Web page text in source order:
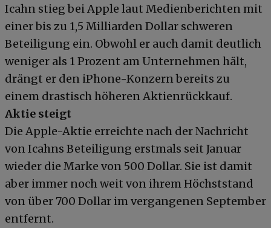
Icahn stieg bei Apple laut Medienberichten mit
einer bis zu 1,5 Milliarden Dollar schweren
Beteiligung ein. Obwohl er auch damit deutlich
weniger als 1 Prozent am Unternehmen hält,
drängt er den iPhone-Konzern bereits zu
einem drastisch höheren Aktienrückkauf.
Aktie steigt
Die Apple-Aktie erreichte nach der Nachricht
von Icahns Beteiligung erstmals seit Januar
wieder die Marke von 500 Dollar. Sie ist damit
aber immer noch weit von ihrem Höchststand
von über 700 Dollar im vergangenen September
entfernt.